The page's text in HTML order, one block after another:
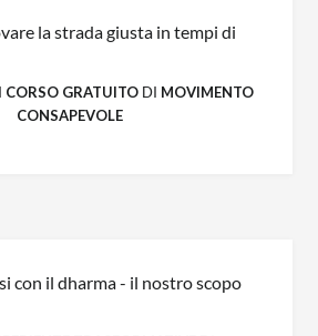
CORSO GRATUITO DI MOVIMENTO
CONSAPEVOLE